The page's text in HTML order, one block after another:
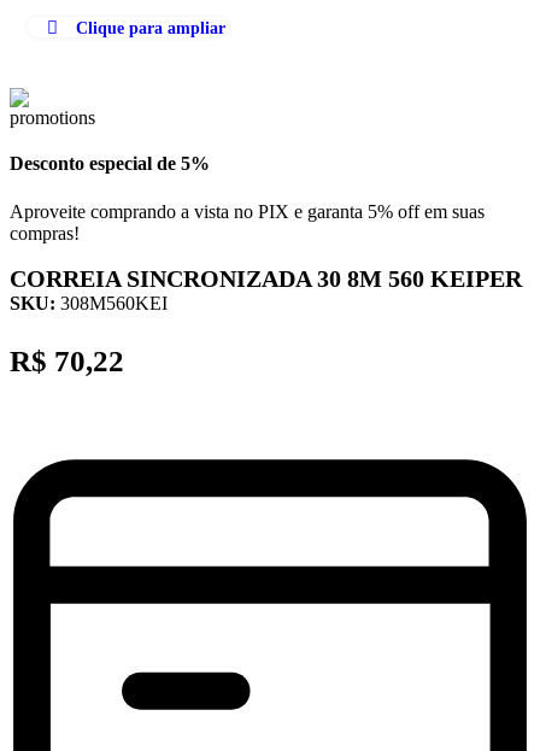
Clique para ampliar
Desconto especial de 5%
Aproveite comprando a vista no PIX e garanta 5% off em suas
compras!
CORREIA SINCRONIZADA 30 8M 560 KEIPER
SKU: 308M560KEI
R$ 70,22